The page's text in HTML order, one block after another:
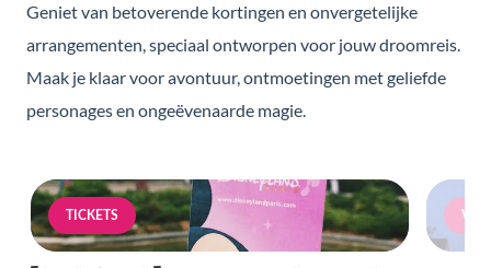
Geniet van betoverende kortingen en onvergetelijke
arrangementen, speciaal ontworpen voor jouw droomreis.
Maak je klaar voor avontuur, ontmoetingen met geliefde
personages en ongeëvenaarde magie.
TICKETS